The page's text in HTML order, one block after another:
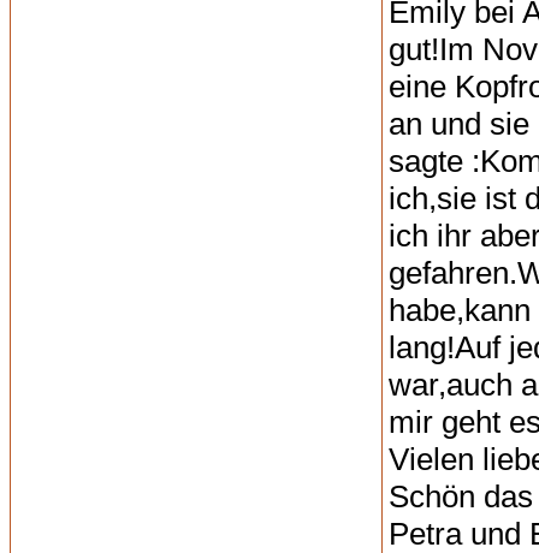
Emily bei
gut!Im
eine
an und
sagte
ich,sie ist
ich ihr
lang!Auf
war,auch
mir geht
Vielen
Schön
Petra und